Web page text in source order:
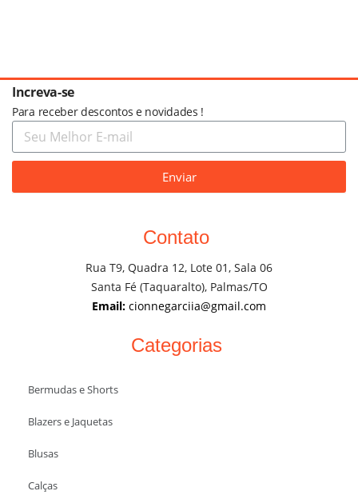
Increva-se
Para receber descontos e novidades !
Enviar
Contato
Rua T9, Quadra 12, Lote 01, Sala 06
Santa Fé (Taquaralto), Palmas/TO
Email: cionnegarciia@gmail.com
Categorias
Bermudas e Shorts
Blazers e Jaquetas
Blusas
Calças